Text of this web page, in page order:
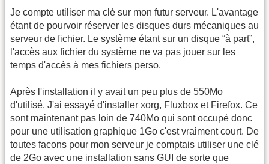
Je compte utiliser ma clé sur mon futur serveur. L'avantage
étant de pourvoir réserver les disques durs mécaniques au
serveur de fichier. Le système étant sur un disque “à part”,
l'accès aux fichier du système ne va pas jouer sur les
temps d'accès à mes fichiers perso.
Après l'installation il y avait un peu plus de 550Mo
d'utilisé. J'ai essayé d'installer xorg, Fluxbox et Firefox. Ce
sont maintenant pas loin de 740Mo qui sont occupé donc
pour une utilisation graphique 1Go c'est vraiment court. De
toutes facons pour mon serveur je comptais utiliser une clé
de 2Go avec une installation sans GUI de sorte que